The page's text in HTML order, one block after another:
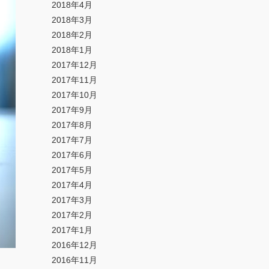
2018年4月
2018年3月
2018年2月
2018年1月
2017年12月
2017年11月
2017年10月
2017年9月
2017年8月
2017年7月
2017年6月
2017年5月
2017年4月
2017年3月
2017年2月
2017年1月
2016年12月
2016年11月